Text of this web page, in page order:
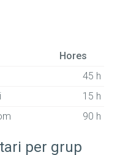
Hores
45 h
15 h
90 h
per grup